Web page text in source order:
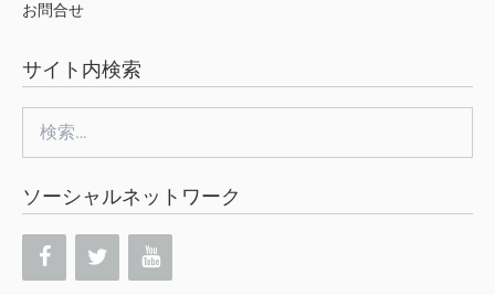
お問合せ
サイト内検索
索:
ソーシャルネットワーク